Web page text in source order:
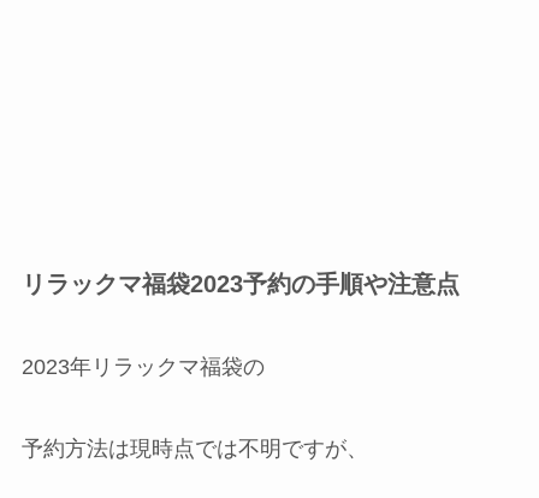
リラックマ福袋2023予約の手順や注意点
2023年リラックマ福袋の
予約方法は現時点では不明ですが、